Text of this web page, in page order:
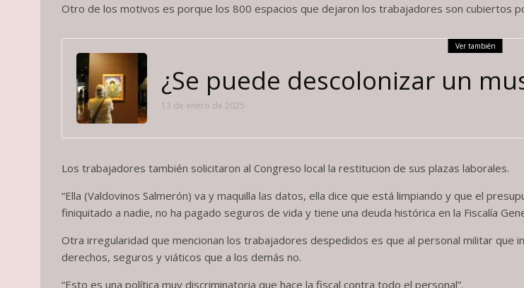
Otro de los motivos es porque los 800 espacios que dejaron los trabajadores son cubiertos
Ver también
¿Se puede descolonizar un
13 de enero de 2025
Los trabajadores también solicitaron al Congreso local la restitucion de sus plazas laborales.
“Ella (Valdovinos Salmerón) va y maquilla las datos, ella dice que está limpiando y que el
finiquitado a nadie, no ha pagado seguros de vida y tiene una deuda histórica en la Fiscalía
Otra irregularidad que mencionan los trabajadores despedidos es que al personal militar que
derechos, seguros y viáticos que a los demás no.
“Esto es una política muy discriminatoria que hace la fiscal contra todo el personal”.